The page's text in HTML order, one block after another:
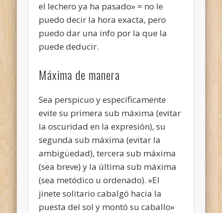
el lechero ya ha pasado» = no le
puedo decir la hora exacta, pero
puedo dar una info por la que la
puede deducir.
Máxima de manera
Sea perspicuo y específicamente
evite su primera sub máxima (evitar
la oscuridad en la expresión), su
segunda sub máxima (evitar la
ambigüedad), tercera sub máxima
(sea breve) y la última sub máxima
(sea metódico u ordenado). »El
jinete solitario cabalgó hacia la
puesta del sol y montó su caballo»